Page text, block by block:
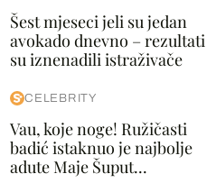
Šest mjeseci jeli su jedan
avokado dnevno – rezultati
su iznenadili istraživače
CELEBRITY
Vau, koje noge! Ružičasti
badić istaknuo je najbolje
adute Maje Šuput...